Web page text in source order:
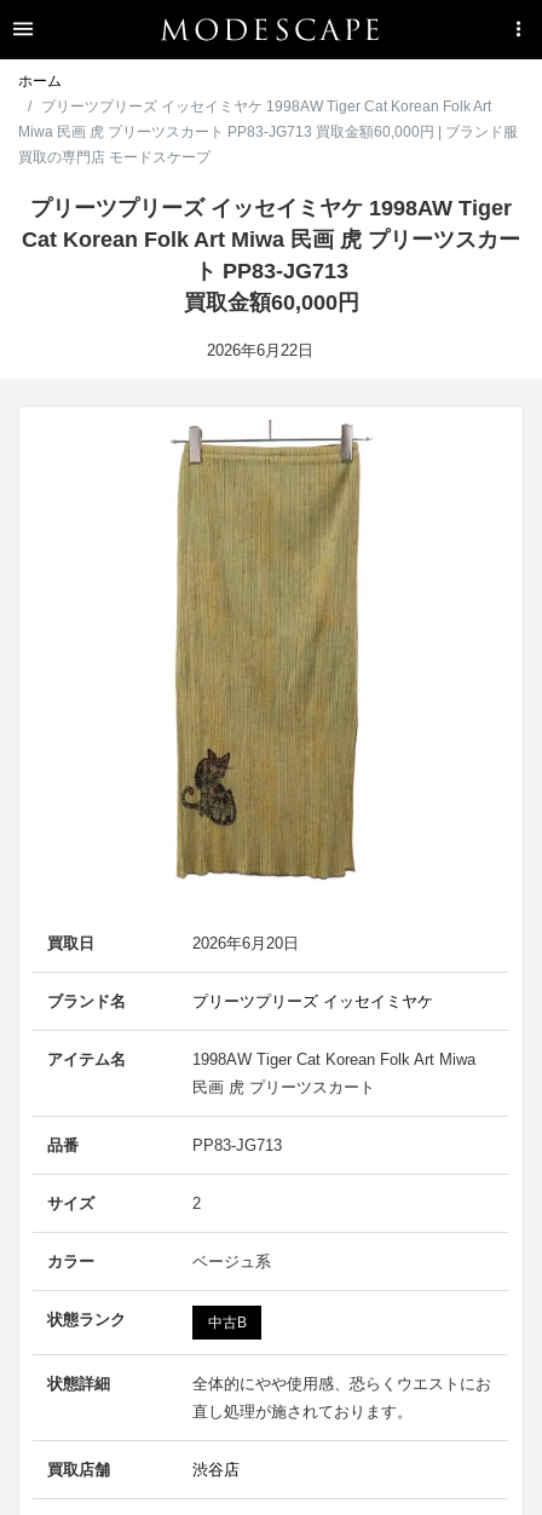
ホーム
プリーツプリーズ イッセイミヤケ 1998AW Tiger Cat Korean Folk Art
Miwa 民画 虎 プリーツスカート PP83-JG713 買取金額60,000円 | ブランド服
買取の専門店 モードスケープ
プリーツプリーズ イッセイミヤケ 1998AW Tiger
Cat Korean Folk Art Miwa 民画 虎 プリーツスカー
ト PP83-JG713
買取金額60,000円
2026年6月22日
買取日 2026年6月20日
ブランド名 プリーツプリーズ イッセイミヤケ
アイテム名
1998AW Tiger Cat Korean Folk Art Miwa
民画 虎 プリーツスカート
品番 PP83-JG713
サイズ 2
カラー ベージュ系
状態ランク 中古B
状態詳細
全体的にやや使用感、恐らくウエストにお
直し処理が施されております。
買取店舗 渋谷店